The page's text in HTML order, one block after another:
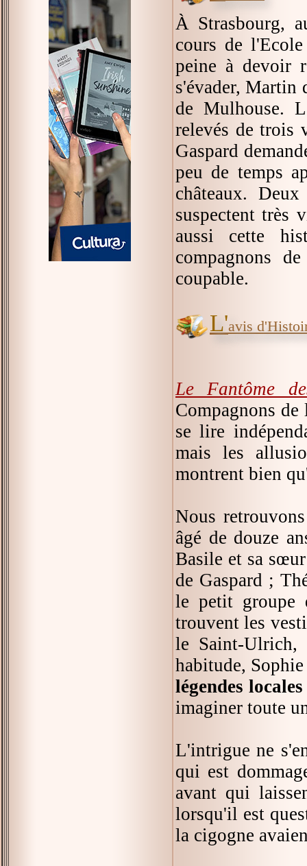
À Strasbourg,
cours de
peine à devoir
s'évader, Martin
de Mulhouse.
relevés de trois
Gaspard
peu de temps
châteaux.
suspectent
aussi cette
compagnons
coupable.
L'avis
Le Fantôme
Compagnons
se lire
mais les
montrent bien
Nous
âgé de douze
Basile et sa
de Gaspard ;
le petit groupe
trouvent les
le Saint-Ulrich,
habitude,
légendes locales
imaginer toute
L'intrigue ne
qui est
avant qui
lorsqu'il est
la cigogne